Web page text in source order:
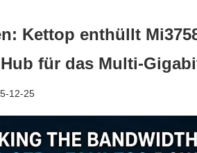
Kettop enthüllt
für das Multi-
12-25